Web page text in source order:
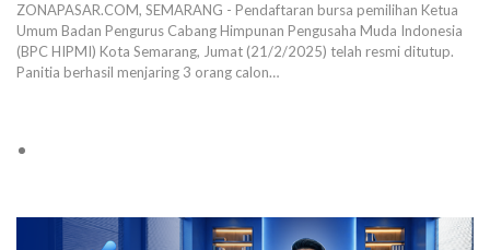
ZONAPASAR.COM, SEMARANG - Pendaftaran bursa pemilihan Ketua
Umum Badan Pengurus Cabang Himpunan Pengusaha Muda Indonesia
(BPC HIPMI) Kota Semarang, Jumat (21/2/2025) telah resmi ditutup.
Panitia berhasil menjaring 3 orang calon…